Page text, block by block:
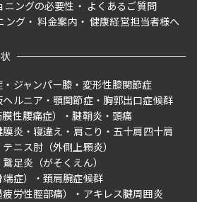
ニングの必要性
よくあるご質問
ング
料金案内 健康経営担当者様へ
ジャンパー膝
変形性膝関節症
ルニア 顎関節症
胸郭出口症候群
性腰痛症）
腱鞘炎
頭痛
膜炎 寝違え 肩こり
五十肩四十肩
テニス肘（外側上顆炎）
鵞足炎（がそくえん）
症）
頚肩腕症候群
労性脛部痛）
アキレス腱周囲炎